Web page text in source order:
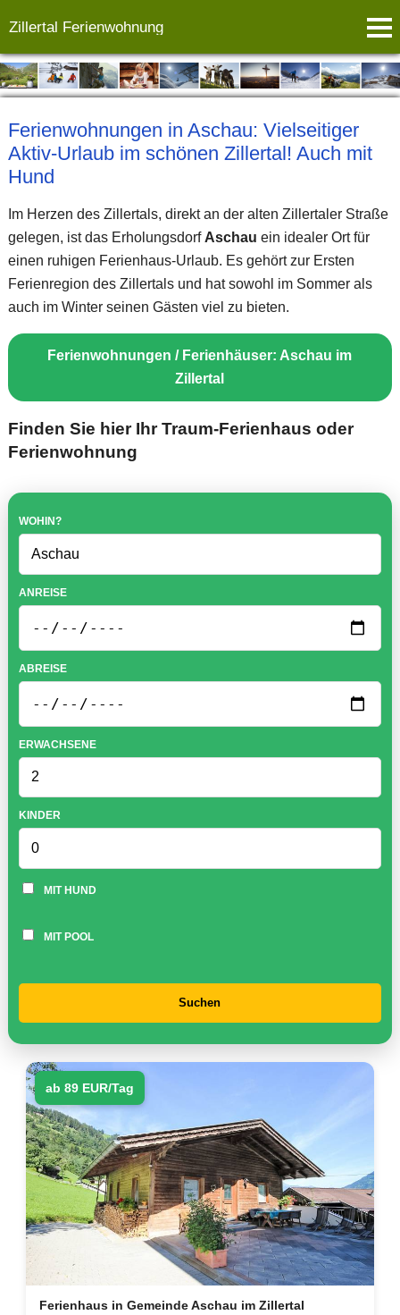
Zillertal Ferienwohnung
Ferienwohnungen in Aschau: Vielseitiger
Aktiv-Urlaub im schönen Zillertal! Auch mit
Hund
Im Herzen des Zillertals, direkt an der alten Zillertaler Straße
gelegen, ist das Erholungsdorf Aschau ein idealer Ort für
einen ruhigen Ferienhaus-Urlaub. Es gehört zur Ersten
Ferienregion des Zillertals und hat sowohl im Sommer als
auch im Winter seinen Gästen viel zu bieten.
Ferienwohnungen / Ferienhäuser: Aschau im
Zillertal
Finden Sie hier Ihr Traum-Ferienhaus oder
Ferienwohnung
WOHIN?
ANREISE
ABREISE
ERWACHSENE
KINDER
MIT HUND
MIT POOL
Suchen
ab 89 EUR/Tag
Ferienhaus in Gemeinde Aschau im Zillertal